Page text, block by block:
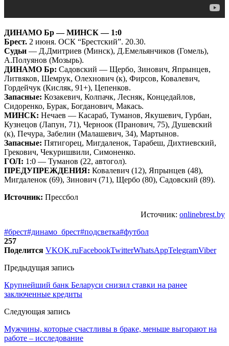
ДИНАМО Бр — МИНСК — 1:0
Брест. 2 июня. ОСК “Брестский”. 20.30.
Судьи — Д.Дмитриев (Минск), Д.Емельянчиков (Гомель),
А.Полуянов (Мозырь).
ДИНАМО Бр: Садовский — Щербо, Зинович, Япрынцев,
Литвяков, Шемрук, Олехнович (к), Фирсов, Ковалевич,
Гордейчук (Кисляк, 91+), Цепенков.
Запасные: Козакевич, Колпачк, Лесняк, Концедайлов,
Сидоренко, Бурак, Богданович, Макась.
МИНСК: Нечаев — Касараб, Туманов, Якушевич, Гурбан,
Кузнецов (Лапун, 71), Черноок (Пранович, 75), Душевский
(к), Печура, Забелин (Малашевич, 34), Мартынов.
Запасные: Пятигорец, Мигдаленок, Тарабеш, Дихтиевский,
Грекович, Чекуришвили, Симоненко.
ГОЛ: 1:0 — Туманов (22, автогол).
ПРЕДУПРЕЖДЕНИЯ: Ковалевич (12), Япрынцев (48),
Мигдаленок (69), Зинович (71), Щербо (80), Садовский (89).
Источник: Прессбол
Источник: onlinebrest.by
#брест#динамо_брест#подсветка#футбол
257
Поделится VKOK.ruFacebookTwitterWhatsAppTelegramViber
Предыдущая запись
Крупнейший банк Беларуси снизил ставки на ранее
заключенные кредиты
Следующая запись
Мужчины, которые счастливы в браке, меньше выгорают на
работе – исследование